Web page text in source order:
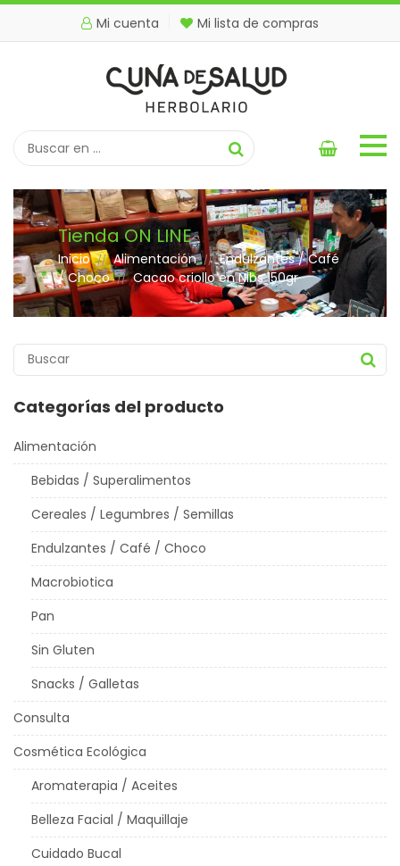
Mi cuenta Mi lista de compras
Tienda ON LINE
Inicio // Alimentación // Endulzantes / Café
/ Choco // Cacao criollo en Nibs 150gr
Categorías del producto
Alimentación
Bebidas / Superalimentos
Cereales / Legumbres / Semillas
Endulzantes / Café / Choco
Macrobiotica
Pan
Sin Gluten
Snacks / Galletas
Consulta
Cosmética Ecológica
Aromaterapia / Aceites
Belleza Facial / Maquillaje
Cuidado Bucal